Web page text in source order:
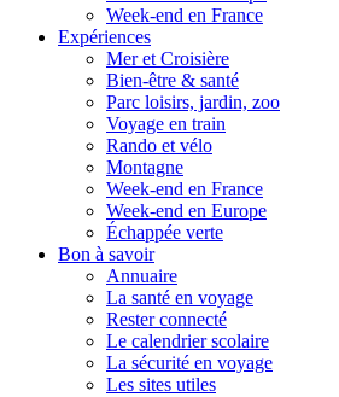
Week-end en France
Expériences
Mer et Croisière
Bien-être & santé
Parc loisirs, jardin, zoo
Voyage en train
Rando et vélo
Montagne
Week-end en France
Week-end en Europe
Échappée verte
Bon à savoir
Annuaire
La santé en voyage
Rester connecté
Le calendrier scolaire
La sécurité en voyage
Les sites utiles